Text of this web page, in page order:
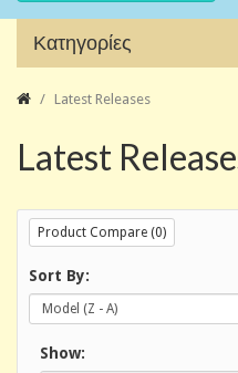
Κατηγορίες
Latest Releases
Latest
Product Compare (0)
Sort By:
Show: